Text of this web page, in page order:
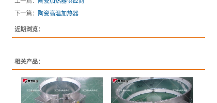
下一篇：
陶瓷高温加热器
近期浏览：
相关产品：